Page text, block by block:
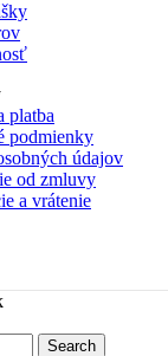
platba
podmienky
údajov
od zmluvy
a vrátenie
Search